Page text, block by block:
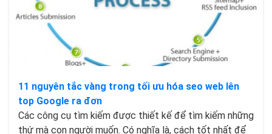
11 nguyên tắc vàng trong tối ưu hóa seo web lên
top Google ra đơn
Các công cụ tìm kiếm được thiết kế để tìm kiếm những
thứ mà con người muốn. Có nghĩa là, cách tốt nhất để